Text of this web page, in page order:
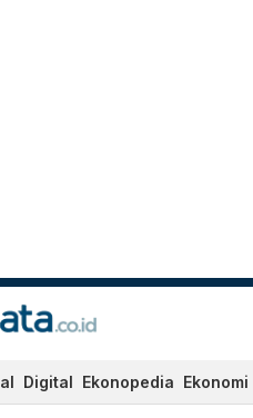
Digital Ekonopedia Ekonomi